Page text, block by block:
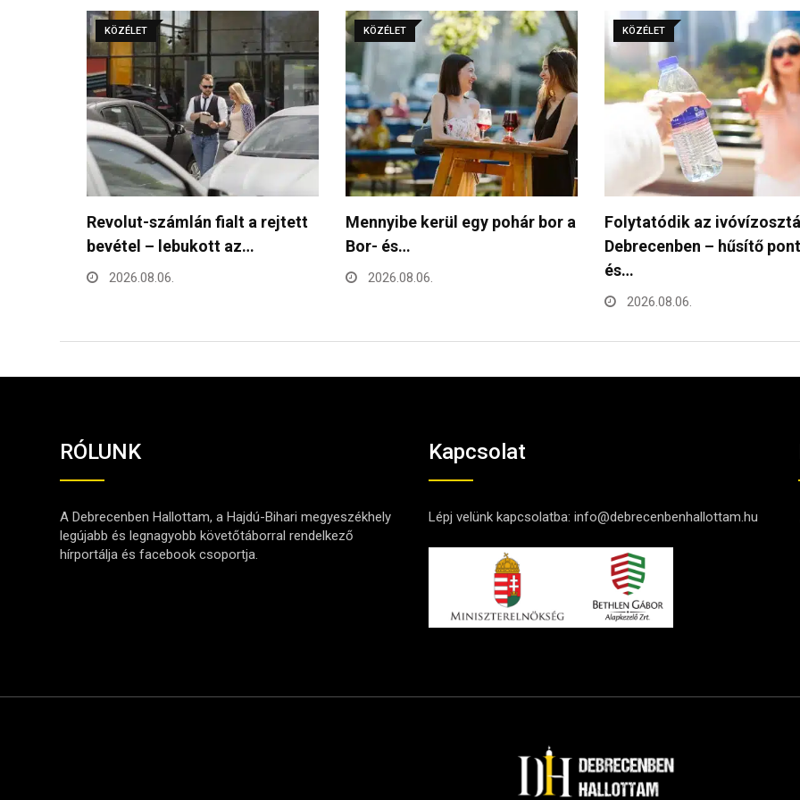
KÖZÉLET
Mennyibe kerül egy pohár bor a
Bor- és…
2026.08.06.
KÖZÉLET
Folytatódik az ivóvízosztás
Debrecenben – hűsítő pontok
és…
KÖZÉLET
Miért jó, ha elektromos?”
kreatív pályázatot hirdet…
2026.08.05.
RÓLUNK
A Debrecenben Hallottam, a Hajdú-Bihari megyeszékhely
legújabb és legnagyobb követőtáborral rendelkező
hírportálja és facebook csoportja.
Kapcsolat
Lépj velünk kapcsolatba:info@debrecenbenhallottam.hu